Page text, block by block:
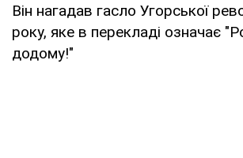
Він нагадав гасло Угорської
року, яке в перекладі означає
додому!"